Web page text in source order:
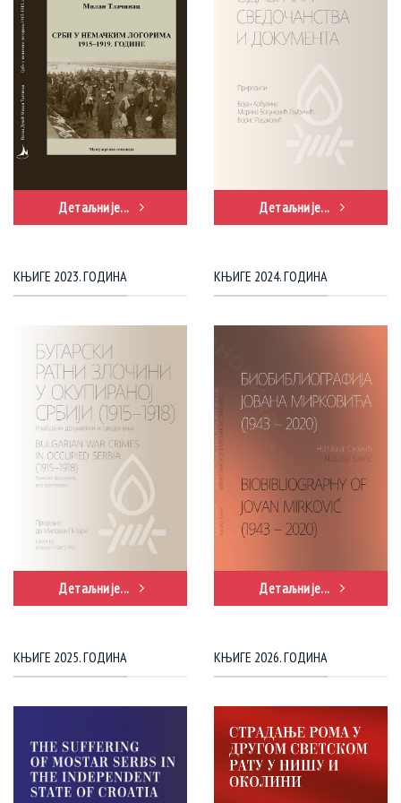
Детаљније... Детаљније...
КЊИГЕ 2023. ГОДИНА
Детаљније...
КЊИГЕ 2024. ГОДИНА
Детаљније...
КЊИГЕ 2025. ГОДИНА КЊИГЕ 2026. ГОДИНА